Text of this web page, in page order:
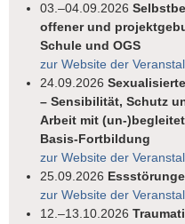
03.–04.09.2026
offener und
Schule und OGS
zur Website der
24.09.2026
– Sensibilität, Schutz
Arbeit mit (un-
Basis-Fortbildung
zur Website der
25.09.2026
zur Website der
12.–13.10.2026